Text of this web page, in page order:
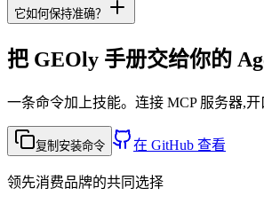
它如何保持准确？
把 GEOly 手册交给你的
一条命令加上技能。连接 MCP 服务器,开
复制安装命令 在 GitHub 查看
领先消费品牌的共同选择